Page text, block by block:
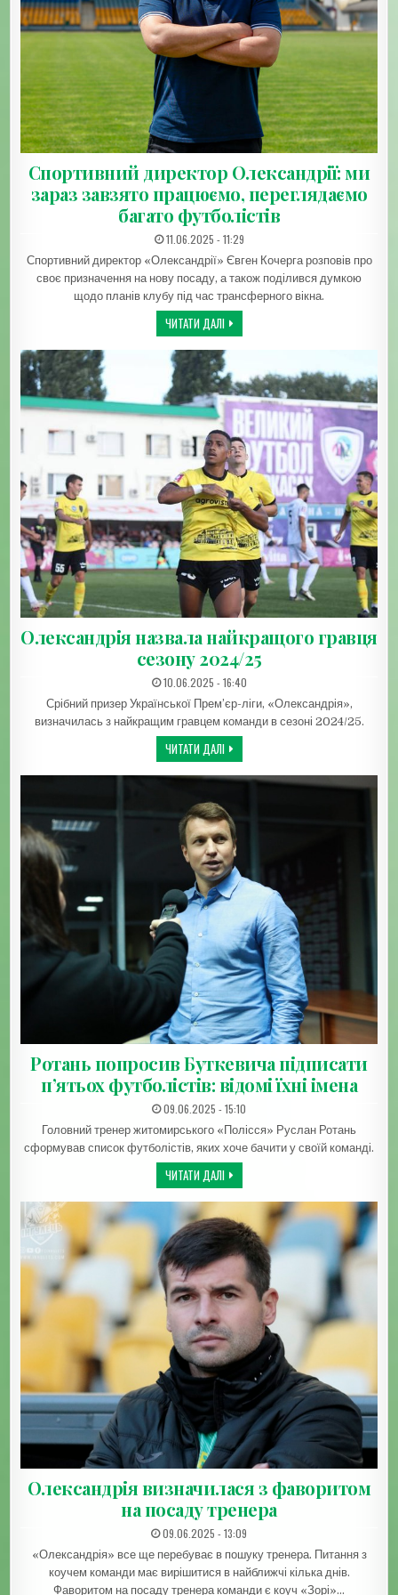
Спортивний директор Олександрії: ми
зараз завзято працюємо, переглядаємо
багато футболістів
ДАТА ЗАПИСИ:
11.06.2025 - 11:29
Спортивний директор «Олександрії» Євген Кочерга розповів про
своє призначення на нову посаду, а також поділився думкою
щодо планів клубу під час трансферного вікна.
ЧИТАТИ ДАЛІСПОРТИВНИЙ ДИРЕКТОР
Олександрія назвала найкращого гравця
сезону 2024/25
ДАТА ЗАПИСИ:
10.06.2025 - 16:40
Срібний призер Української Прем’єр-ліги, «Олександрія»,
визначилась з найкращим гравцем команди в сезоні 2024/25.
ЧИТАТИ ДАЛІОЛЕКСАНДРІЯ НАЗВАЛА
Ротань попросив Буткевича підписати
п’ятьох футболістів: відомі їхні імена
ДАТА ЗАПИСИ:
09.06.2025 - 15:10
Головний тренер житомирського «Полісся» Руслан Ротань
сформував список футболістів, яких хоче бачити у своїй команді.
ЧИТАТИ ДАЛІРОТАНЬ ПОПРОСИВ БУТКЕВИЧА
Олександрія визначилася з фаворитом
на посаду тренера
ДАТА ЗАПИСИ:
09.06.2025 - 13:09
«Олександрія» все ще перебуває в пошуку тренера. Питання з
коучем команди має вирішитися в найближчі кілька днів.
Фаворитом на посаду тренера команди є коуч «Зорі»…